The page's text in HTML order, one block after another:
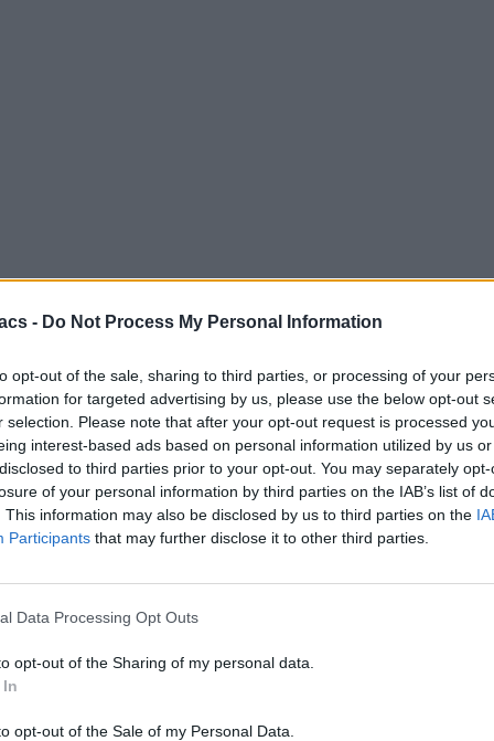
- Do Not Process My Personal Information
opt-out of the sale, sharing to third parties, or processing of your
for targeted advertising by us, please use the below opt-out
selection. Please note that after your opt-out request is processed
interest-based ads based on personal information utilized by us
to third parties prior to your opt-out. You may separately
of your personal information by third parties on the IAB’s list of
This information may also be disclosed by us to third parties on the
Participants that may further disclose it to other third parties.
Data Processing Opt Outs
opt-out of the Sharing of my personal data.
opt-out of the Sale of my Personal Data.